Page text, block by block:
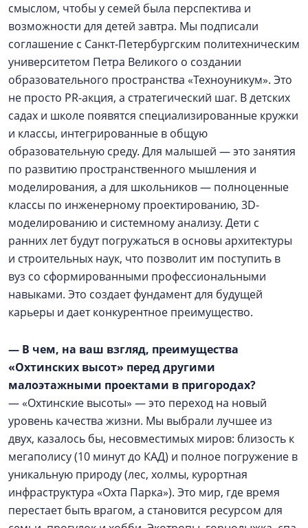
смыслом, чтобы у семей была перспектива и
возможности для детей завтра. Мы подписали
соглашение с Санкт-Петербургским политехническим
университетом Петра Великого о создании
образовательного пространства «Техноуникум». Это
не просто PR-акция, а стратегический шаг. В детских
садах и школе появятся специализированные кружки
и классы, интегрированные в общую
образовательную среду. Для малышей — это занятия
по развитию пространственного мышления и
моделирования, а для школьников — полноценные
классы по инженерному проектированию, 3D-
моделированию и системному анализу. Дети с
ранних лет будут погружаться в основы архитектуры
и строительных наук, что позволит им поступить в
вуз со сформированными профессиональными
навыками. Это создает фундамент для будущей
карьеры и дает конкурентное преимущество.
— В чем, на ваш взгляд, преимущества
«Охтинских высот» перед другими
малоэтажными проектами в пригородах?
— «Охтинские высоты» — это переход на новый
уровень качества жизни. Мы выбрали лучшее из
двух, казалось бы, несовместимых миров: близость к
мегаполису (10 минут до КАД) и полное погружение в
уникальную природу (лес, холмы, курортная
инфраструктура «Охта Парка»). Это мир, где время
перестает быть врагом, а становится ресурсом для